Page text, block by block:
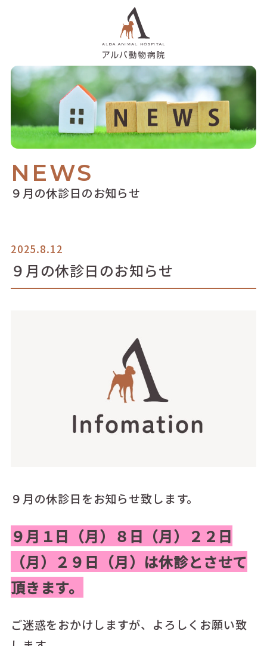
９月の休診日のお知らせ
NEWS
2025.8.12
９月の休診日のお知らせ
９月の休診日をお知らせ致します。
９月１日（月）８日（月）２２日
（月）２９日（月）は休診とさせて
頂きます。
ご迷惑をおかけしますが、よろしくお願い致